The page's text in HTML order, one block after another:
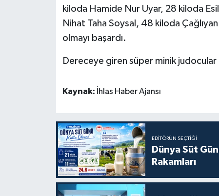
kiloda Hamide Nur Uyar, 28 kiloda
Nihat Taha Soysal, 48 kiloda
olmayı başardı.
Dereceye giren süper minik judocular
Kaynak: İhlas Haber Ajansı
EDITÖRÜN SEÇTIĞI
Dünya Süt
Rakamları